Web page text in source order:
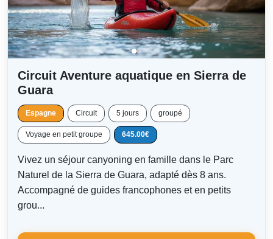
Circuit Aventure aquatique en Sierra de
Guara
Espagne Circuit 5 jours groupé
Voyage en petit groupe 645.00€
Vivez un séjour canyoning en famille dans le Parc
Naturel de la Sierra de Guara, adapté dès 8 ans.
Accompagné de guides francophones et en petits
grou...